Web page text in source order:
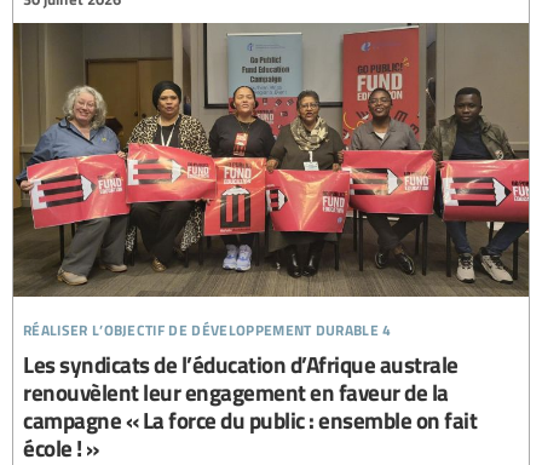
réaliser l’objectif de développement durable 4
Les syndicats de l’éducation d’Afrique australe
renouvèlent leur engagement en faveur de la
campagne « La force du public : ensemble on fait
école ! »